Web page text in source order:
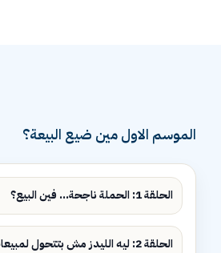
الموسم الاول مين ضيع البيعة؟
الحلقة 1: الحملة ناجحة... فين البيع؟
الحلقة 2: ليه الليدز مش بتتحول لمبيعات؟